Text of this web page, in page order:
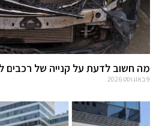
מה חשוב לדעת על קנייה של רכבים
9 באוגוסט 2026